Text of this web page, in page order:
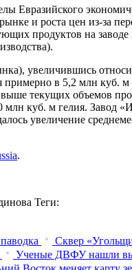
Евразийского
и роста цен из-за
продуктов на
увеличившись
в 5,2 млн куб. м
текущих объемов
млн куб. м гелия. Завод
увеличение
.
Теги:
Сквер
Ученые ДВФУ нашли